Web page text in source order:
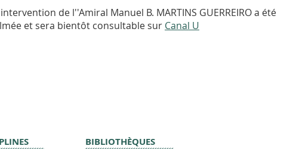
de l''Amiral Manuel B. MARTINS GUERREIRO a été
et sera bientôt consultable sur Canal U
BIBLIOTHÈQUES